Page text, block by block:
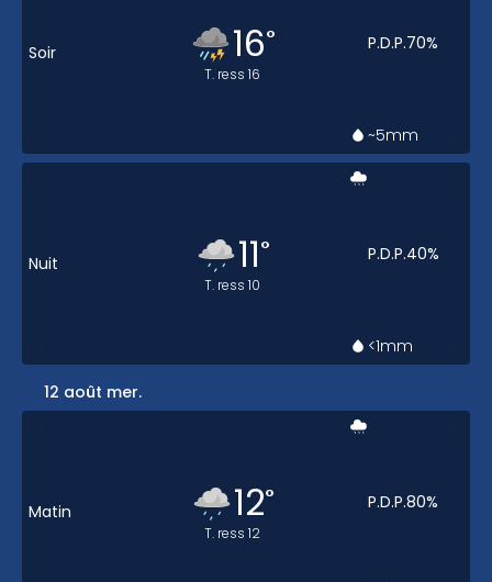
Soir 16°
T. ress 16
P.D.P.70%
~5mm
Nuit 11°
T. ress 10
P.D.P.40%
<1mm
12 août mer.
Matin 12°
T. ress 12
P.D.P.80%